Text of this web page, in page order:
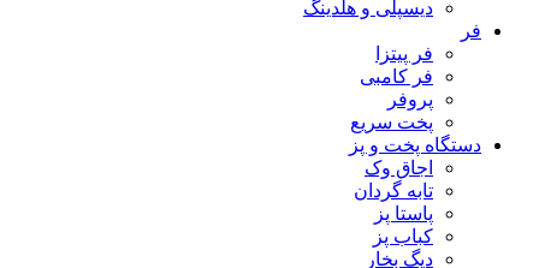
دیسپلی و هلدینگ
فر
فر پیتزا
فر کامبی
پروفر
پخت سریع
دستگاه‌ پخت و پز
اجاق وک
تابه گردان
پاستا پز
کباب پز
دیگ بخار